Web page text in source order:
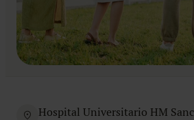
Hospital Universitario HM